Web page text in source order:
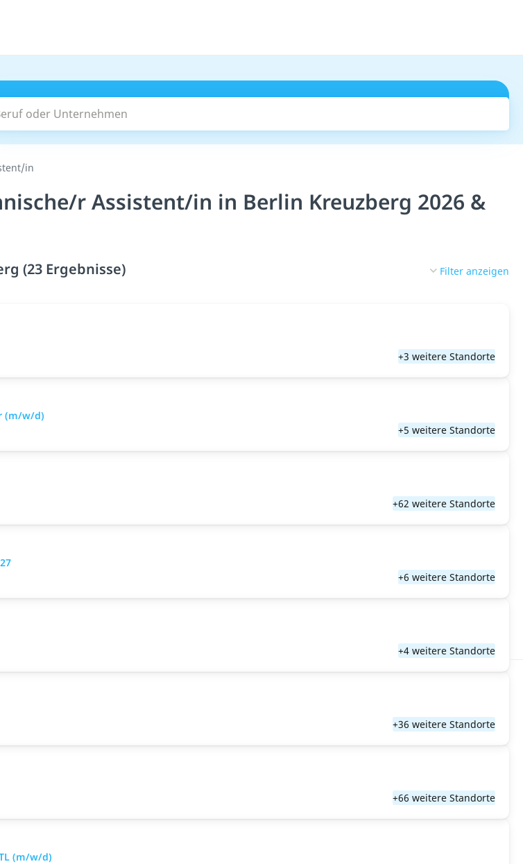
oder Unternehmen
in
r Assistent/in in Berlin Kreuzberg 2026 &
(23 Ergebnisse) Filter anzeigen
+3 weitere Standorte
(m/w/d)
+5 weitere Standorte
+62 weitere Standorte
+6 weitere Standorte
+4 weitere Standorte
+36 weitere Standorte
+66 weitere Standorte
(m/w/d)